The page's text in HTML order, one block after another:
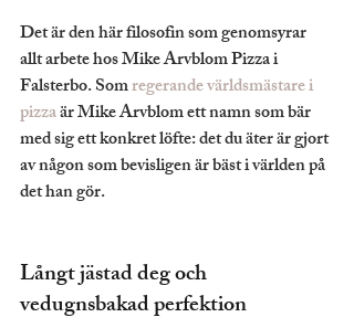
Det är den här filosofin som genomsyrar
allt arbete hos Mike Arvblom Pizza i
Falsterbo. Som regerande världsmästare i
pizza är Mike Arvblom ett namn som bär
med sig ett konkret löfte: det du äter är gjort
av någon som bevisligen är bäst i världen på
det han gör.
Långt jästad deg och
vedugnsbakad perfektion